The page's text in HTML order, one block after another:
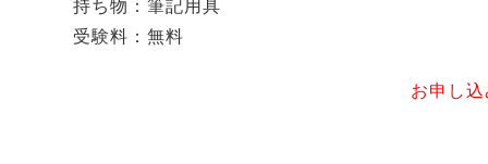
持ち物：筆記用具
受験料：無料
お申し込